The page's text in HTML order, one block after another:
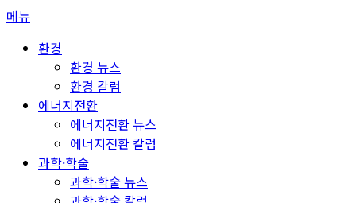
콘
메뉴
환경
환경 뉴스
환경 칼럼
에너지전환
에너지전환 뉴스
에너지전환 칼럼
과학·학술
과학·학술 뉴스